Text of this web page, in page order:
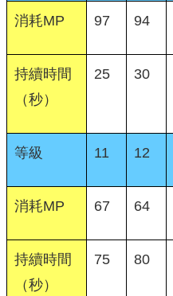
消耗MP 97 94
持續時間
（秒）
25 30
等級 11 12
消耗MP 67 64
持續時間
（秒）
75 80